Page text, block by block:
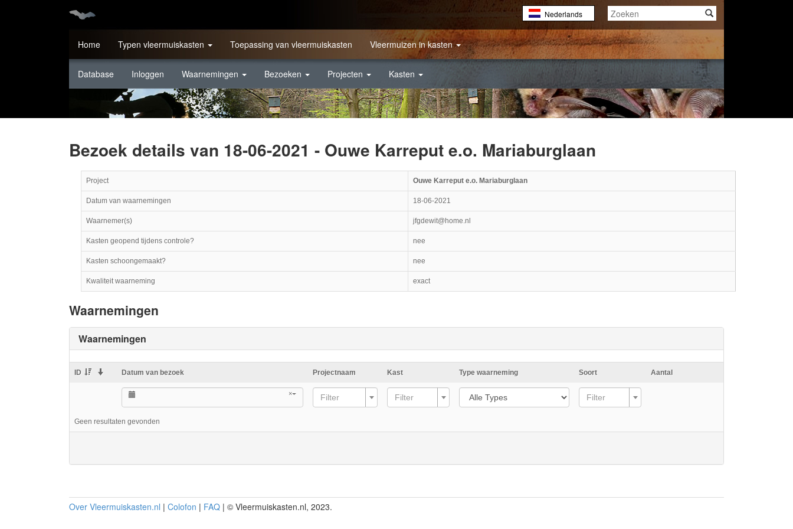
Nederlands
English
Français
Home Typen vleermuiskasten Toepassing van vleermuiskasten Vleermuizen in kasten
Database Inloggen Waarnemingen Bezoeken Projecten Kasten
Bezoek details van 18-06-2021 - Ouwe Karreput e.o. Mariaburglaan
Project Ouwe Karreput e.o. Mariaburglaan
Datum van waarnemingen 18-06-2021
Waarnemer(s) jfgdewit@home.nl
Kasten geopend tijdens controle? nee
Kasten schoongemaakt? nee
Kwaliteit waarneming exact
Waarnemingen
Waarnemingen
ID Datum van bezoek Projectnaam Kast Type waarneming Soort Aantal
× Filter Filter Filter
Geen resultaten gevonden
Over Vleermuiskasten.nl | Colofon | FAQ | © Vleermuiskasten.nl, 2023.